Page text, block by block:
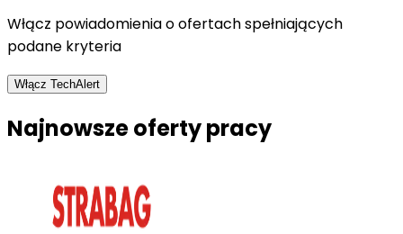
Włącz powiadomienia o ofertach spełniających
podane kryteria
Włącz TechAlert
Najnowsze oferty pracy